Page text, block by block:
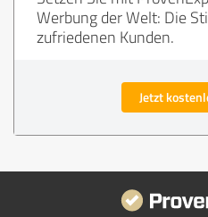
Werbung der Welt: Die
zufriedenen Kunden.
Jetzt